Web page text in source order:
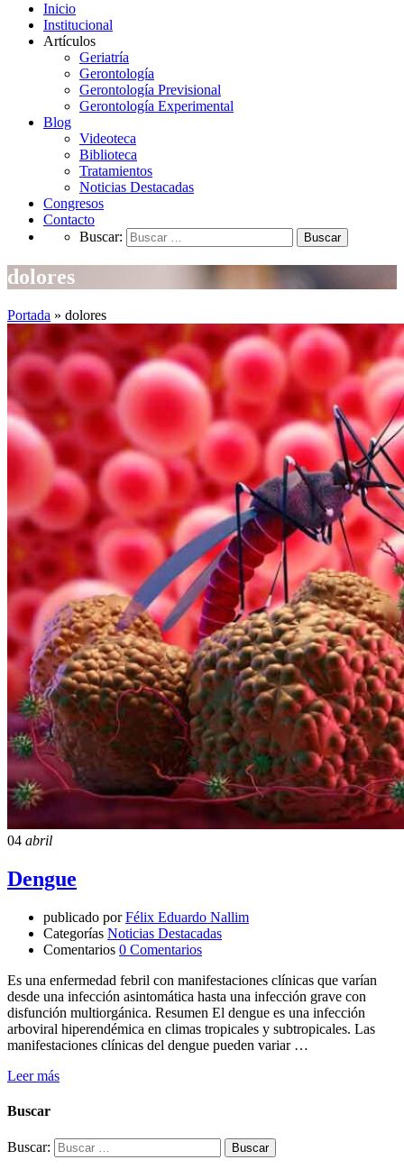
Inicio
Institucional
Artículos
Geriatría
Gerontología
Gerontología Previsional
Gerontología Experimental
Blog
Videoteca
Biblioteca
Tratamientos
Noticias Destacadas
Congresos
Contacto
Buscar:
dolores
Portada » dolores
04 abril
Dengue
publicado por Félix Eduardo Nallim
Categorías Noticias Destacadas
Comentarios 0 Comentarios
Es una enfermedad febril con manifestaciones clínicas que varían
desde una infección asintomática hasta una infección grave con
disfunción multiorgánica. Resumen El dengue es una infección
arboviral hiperendémica en climas tropicales y subtropicales. Las
manifestaciones clínicas del dengue pueden variar …
Leer más
Buscar
Buscar: